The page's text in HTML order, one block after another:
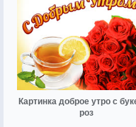
Картинка доброе утро с
роз